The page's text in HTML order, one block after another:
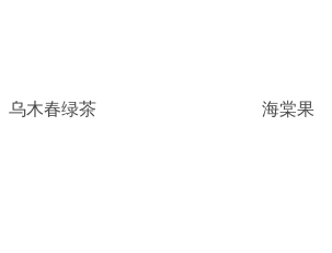
乌木春绿茶 海棠果